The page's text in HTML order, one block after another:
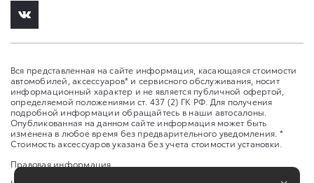
Вся представленная на сайте информация, касающаяся стоимости
автомобилей, аксессуаров* и сервисного обслуживания, носит
информационный характер и не является публичной офертой,
определяемой положениями ст. 437 (2) ГК РФ. Для получения
подробной информации обращайтесь в наши автосалоны.
Опубликованная на данном сайте информация может быть
изменена в любое время без предварительного уведомления. *
Стоимость аксессуаров указана без учета стоимости установки.
Правовая информация